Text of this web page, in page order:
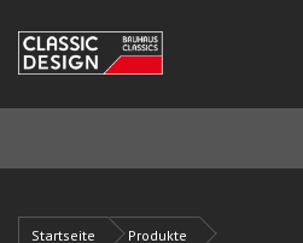
Startseite Produkte